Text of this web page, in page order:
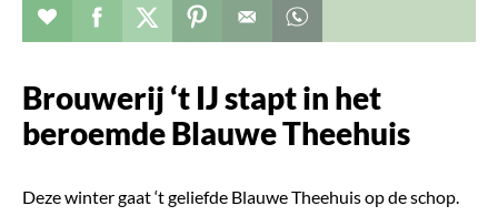
Verhaal toevoegen aan favorieten
Deel dit op facebook
Deel dit op twitter
Deel dit op pinterest
Brouwerij ‘t IJ stapt in het
beroemde Blauwe Theehuis
Deze winter gaat ‘t geliefde Blauwe Theehuis op de schop.